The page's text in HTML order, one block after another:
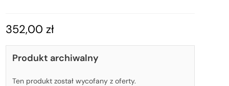
352,00zł
Produkt archiwalny
Ten produkt został wycofany z oferty.